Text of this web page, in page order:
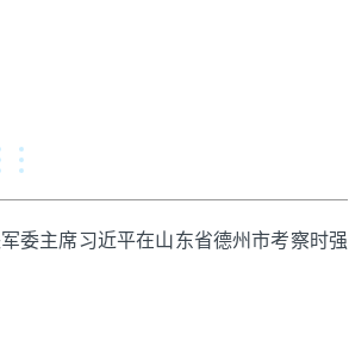
委主席习近平在山东省德州市考察时强